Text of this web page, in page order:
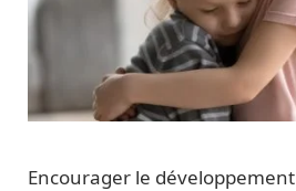
Encourager le développement